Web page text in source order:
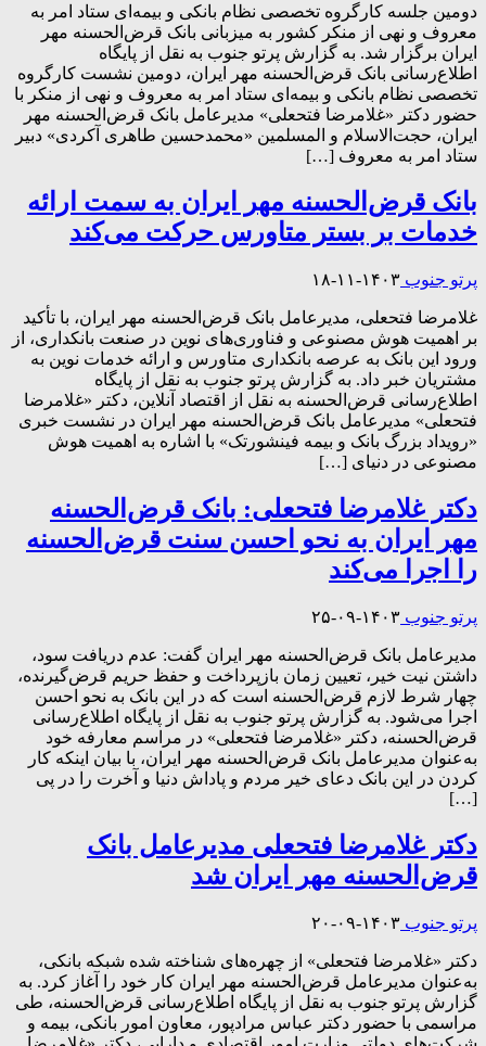
دومین جلسه کارگروه تخصصی نظام بانکی و بیمه‌ای ستاد امر به
معروف و نهی از منکر کشور به میزبانی بانک قرض‌الحسنه مهر
ایران برگزار شد. به گزارش پرتو جنوب به نقل از پایگاه
اطلاع‌رسانی بانک قرض‌الحسنه مهر ایران، دومین نشست کارگروه
تخصصی نظام بانکی و بیمه‌ای ستاد امر به معروف و نهی از منکر با
حضور دکتر «غلامرضا فتحعلی» مدیرعامل بانک قرض‌الحسنه مهر
ایران، حجت‌الاسلام و المسلمین «محمدحسین طاهری آکردی» دبیر
ستاد امر به معروف […]
بانک قرض‌الحسنه مهر ایران به سمت ارائه
خدمات بر بستر متاورس حرکت می‌کند
پرتو جنوب ۱۴۰۳-۱۱-۱۸
غلامرضا فتحعلی، مدیرعامل بانک قرض‌الحسنه مهر ایران، با تأکید
بر اهمیت هوش مصنوعی و فناوری‌های نوین در صنعت بانکداری، از
ورود این بانک به عرصه بانکداری متاورس و ارائه خدمات نوین به
مشتریان خبر داد. به گزارش پرتو جنوب به نقل از پایگاه
اطلاع‌رسانی قرض‌الحسنه به نقل از اقتصاد آنلاین، دکتر «غلامرضا
فتحعلی» مدیرعامل بانک قرض‌الحسنه مهر ایران در نشست خبری
«رویداد بزرگ بانک و بیمه فینشورتک» با اشاره به اهمیت هوش
مصنوعی در دنیای […]
دکتر غلامرضا فتحعلی: بانک قرض‌الحسنه
مهر ایران به نحو احسن سنت قرض‌الحسنه
را اجرا می‌کند
پرتو جنوب ۱۴۰۳-۰۹-۲۵
مدیرعامل بانک قرض‌الحسنه مهر ایران گفت: عدم دریافت سود،
داشتن نیت خیر، تعیین زمان بازپرداخت و حفظ حریم قرض‌گیرنده،
چهار شرط لازم قرض‌الحسنه است که در این بانک به نحو احسن
اجرا می‌شود. به گزارش پرتو جنوب به نقل از پایگاه اطلاع‌رسانی
قرض‌الحسنه، دکتر «غلامرضا فتحعلی» در مراسم معارفه خود
به‌عنوان مدیرعامل بانک قرض‌الحسنه مهر ایران، با بیان اینکه کار
کردن در این بانک دعای خیر مردم و پاداش دنیا و آخرت را در پی
[…]
دکتر غلامرضا فتحعلی مدیرعامل بانک
قرض‌الحسنه مهر ایران شد
پرتو جنوب ۱۴۰۳-۰۹-۲۰
دکتر «غلامرضا فتحعلی» از چهره‌های شناخته شده شبکه بانکی،
به‌عنوان مدیرعامل قرض‌الحسنه مهر ایران کار خود را آغاز کرد. به
گزارش پرتو جنوب به نقل از پایگاه اطلاع‌رسانی قرض‌الحسنه، طی
مراسمی با حضور دکتر عباس مرادپور، معاون امور بانکی، بیمه و